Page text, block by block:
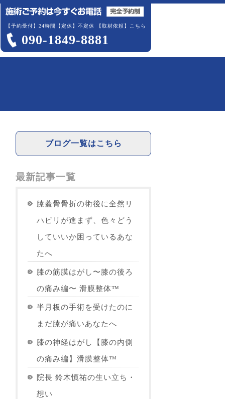
【予約受付】24時間【定休】不定休 【取材依頼】こちら
090-1849-8881
ブログ一覧はこちら
最新記事一覧
膝蓋骨骨折の術後に全然リ
ハビリが進まず、色々どう
していいか困っているあな
たへ
膝の筋膜はがし〜膝の後ろ
の痛み編〜 滑膜整体™︎
半月板の手術を受けたのに
まだ膝が痛いあなたへ
膝の神経はがし【膝の内側
の痛み編】滑膜整体™︎
院長 鈴木慎祐の生い立ち・
想い